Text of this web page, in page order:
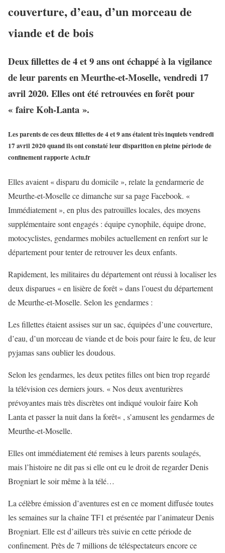
couverture, d’eau, d’un morceau de
viande et de bois
Deux fillettes de 4 et 9 ans ont échappé à la vigilance
de leur parents en Meurthe-et-Moselle, vendredi 17
avril 2020. Elles ont été retrouvées en forêt pour
« faire Koh-Lanta ».
Les parents de ces deux fillettes de 4 et 9 ans étaient très inquiets vendredi
17 avril 2020 quand ils ont constaté leur disparition en pleine période de
confinement rapporte Actu.fr
Elles avaient « disparu du domicile », relate la gendarmerie de
Meurthe-et-Moselle ce dimanche sur sa page Facebook. «
Immédiatement », en plus des patrouilles locales, des moyens
supplémentaire sont engagés : équipe cynophile, équipe drone,
motocyclistes, gendarmes mobiles actuellement en renfort sur le
département pour tenter de retrouver les deux enfants.
Rapidement, les militaires du département ont réussi à localiser les
deux disparues « en lisière de forêt » dans l’ouest du département
de Meurthe-et-Moselle. Selon les gendarmes :
Les fillettes étaient assises sur un sac, équipées d’une couverture,
d’eau, d’un morceau de viande et de bois pour faire le feu, de leur
pyjamas sans oublier les doudous.
Selon les gendarmes, les deux petites filles ont bien trop regardé
la télévision ces derniers jours. « Nos deux aventurières
prévoyantes mais très discrètes ont indiqué vouloir faire Koh
Lanta et passer la nuit dans la forêt« , s’amusent les gendarmes de
Meurthe-et-Moselle.
Elles ont immédiatement été remises à leurs parents soulagés,
mais l’histoire ne dit pas si elle ont eu le droit de regarder Denis
Brogniart le soir même à la télé…
La célèbre émission d’aventures est en ce moment diffusée toutes
les semaines sur la chaîne TF1 et présentée par l’animateur Denis
Brogniart. Elle est d’ailleurs très suivie en cette période de
confinement. Près de 7 millions de téléspectateurs encore ce